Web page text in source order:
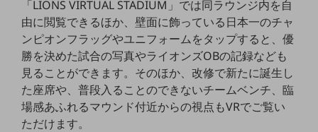
業種・業態で探すTOP
自治体
一次産業
医療・介護
「LIONS VIRTUAL STADIUM」では同ラウンジ内を自
由に閲覧できるほか、壁面に飾っている日本一のチャ
ンピオンフラッグやユニフォームをタップすると、優
勝を決めた試合の写真やライオンズOBの記録なども
見ることができます。そのほか、改修で新たに誕生し
た座席や、普段入ることのできないチームベンチ、臨
場感あふれるマウンド付近からの視点もVRでご覧い
ただけます。